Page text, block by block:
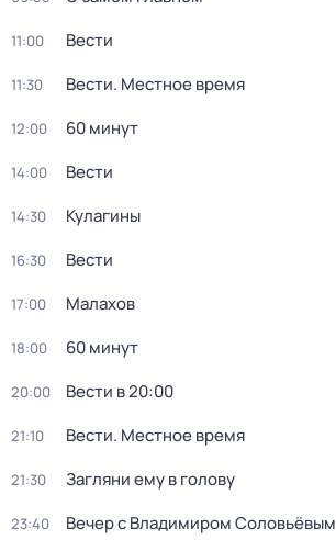
11:00 Вести
11:30 Вести. Местное время
12:00 60 минут
14:00 Вести
14:30 Кулагины
16:30 Вести
17:00 Малахов
18:00 60 минут
20:00 Вести в 20:00
21:10 Вести. Местное время
21:30 Загляни ему в голову
23:40 Вечер с Владимиром Соловьёвым